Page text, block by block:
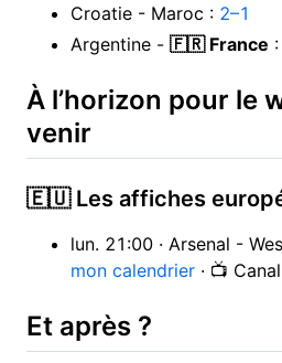
Croatie - Maroc : 2–1
Argentine - 🇫🇷 France :
À l’horizon pour le
venir
🇪🇺 Les affiches
lun. 21:00 · Arsenal -
mon calendrier · 📺
Et après ?